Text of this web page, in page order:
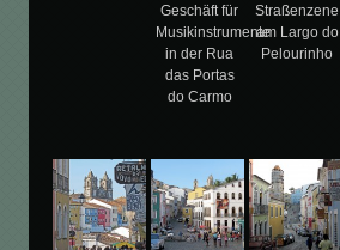
Geschäft für
Musikinstrumente
in der Rua
das Portas
do Carmo
Straßenzene
am Largo do
Pelourinho